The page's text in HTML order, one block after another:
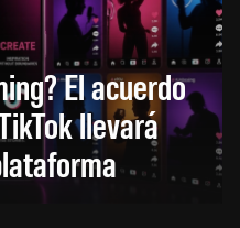
El acuerdo
llevará